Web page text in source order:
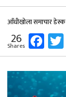
आँधीखोला समाचार डेस्क
26
Shares